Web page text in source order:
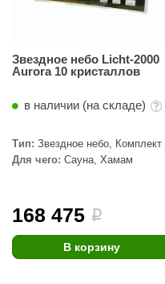
SAUNA
Звездное небо Licht-2000
Aurora 10 кристаллов
в наличии (на складе)
Тип: Звездное небо, Комплект
Для чего: Сауна, Хамам
168 475 i
В корзину